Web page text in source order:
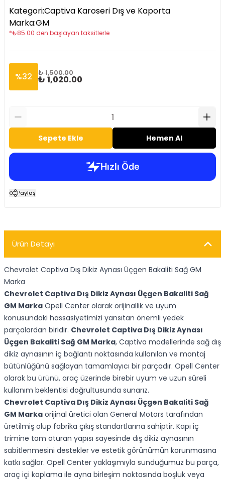
Kategori:Captiva Karoseri Dış ve Kaporta
Marka:GM
*₺85.00 den başlayan taksitlerle
%32 ₺ 1,500.00
₺ 1,020.00
Sepete Ekle Hemen Al
Paylaş
Ürün Detayı
Chevrolet Captiva Dış Dikiz Aynası Üçgen Bakaliti Sağ GM
Marka
Chevrolet Captiva Dış Dikiz Aynası Üçgen Bakaliti Sağ
GM Marka Opell Center olarak orijinallik ve uyum
konusundaki hassasiyetimizi yansıtan önemli yedek
parçalardan biridir. Chevrolet Captiva Dış Dikiz Aynası
Üçgen Bakaliti Sağ GM Marka, Captiva modellerinde sağ dış
dikiz aynasının iç bağlantı noktasında kullanılan ve montaj
bütünlüğünü sağlayan tamamlayıcı bir parçadır. Opell Center
olarak bu ürünü, araç üzerinde birebir uyum ve uzun süreli
kullanım beklentisi doğrultusunda sunarız.
Chevrolet Captiva Dış Dikiz Aynası Üçgen Bakaliti Sağ
GM Marka orijinal üretici olan General Motors tarafından
üretilmiş olup fabrika çıkış standartlarına sahiptir. Kapı iç
trimine tam oturan yapısı sayesinde dış dikiz aynasının
sabitlenmesini destekler ve estetik görünümün korunmasına
katkı sağlar. Opell Center yaklaşımıyla sunduğumuz bu parça,
araç içi kaplama ile ayna birleşim noktasında boşluk veya